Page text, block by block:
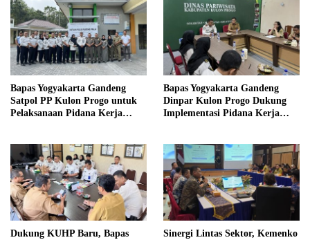
Bapas Yogyakarta Gandeng
Satpol PP Kulon Progo untuk
Pelaksanaan Pidana Kerja
Bapas Yogyakarta Gandeng
Dinpar Kulon Progo Dukung
Implementasi Pidana Kerja
Dukung KUHP Baru, Bapas
Sinergi Lintas Sektor, Kemenko